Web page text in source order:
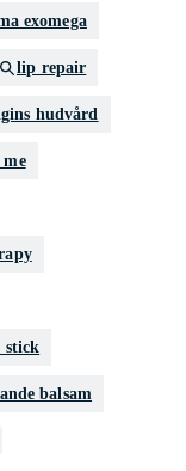
exomega
lip repair
hudvård
stick
balsam